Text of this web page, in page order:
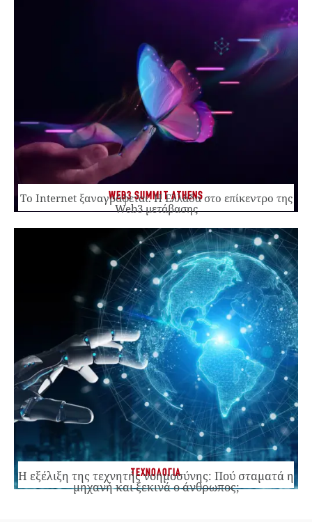
WEB3 SUMMIT ATHENS
Το Internet ξαναγράφεται. Η Ελλάδα στο επίκεντρο της
Web3 μετάβασης
ΤΕΧΝΟΛΟΓΙΑ
Η εξέλιξη της τεχνητής νοημοσύνης: Πού σταματά η
μηχανή και ξεκινά ο άνθρωπος;